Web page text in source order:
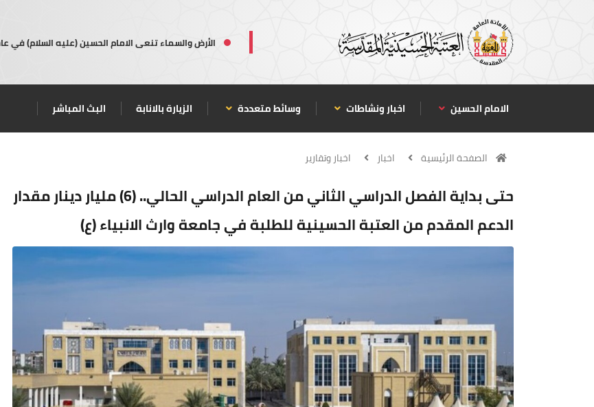
الأرض والسماء تنعى الامام الحسين (عليه السلام) في
الامام الحسين اخبار ونشاطات وسائط متعددة الزيارة بالانابة البث المباشر
الصفحة الرئيسية اخبار اخبار وتقارير
حتى بداية الفصل الدراسي الثاني من العام الدراسي الحالي.. (6) مليار دينار مقدار
الدعم المقدم من العتبة الحسينية للطلبة في جامعة وارث الانبياء (ع)